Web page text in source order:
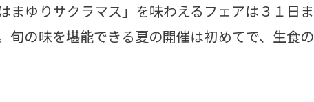
ゆりサクラマス」を味わえるフェアは３１日ま
旬の味を堪能できる夏の開催は初めてで、生食の